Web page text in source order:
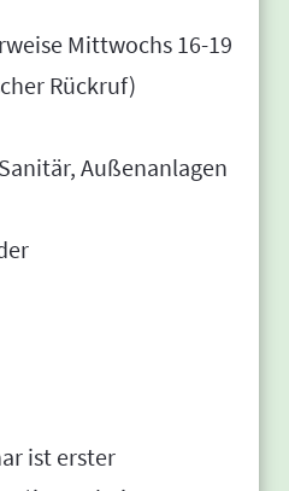
Mittwochs 16-19
Rückruf)
Außenanlagen
ist erster